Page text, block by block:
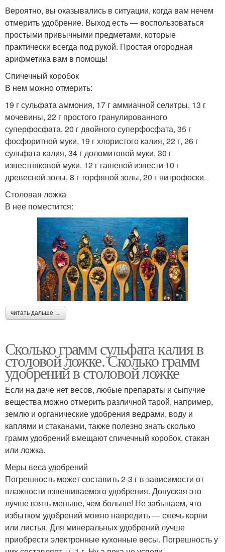
Вероятно, вы оказывались в ситуации, когда вам нечем
отмерить удобрение. Выход есть — воспользоваться
простыми привычными предметами, которые
практически всегда под рукой. Простая огородная
арифметика вам в помощь!
Спичечный коробок
В нем можно отмерить:
19 г сульфата аммония, 17 г аммиачной селитры, 13 г
мочевины, 22 г простого гранулированного
суперфосфата, 20 г двойного суперфосфата, 35 г
фосфоритной муки, 19 г хлористого калия, 22 г, 26 г
сульфата калия, 34 г доломитовой муки, 30 г
известняковой муки, 12 г гашеной извести 10 г
древесной золы, 8 г торфяной золы, 20 г нитрофоски.
Столовая ложка
В нее поместится:
читать дальше →
Сколько грамм сульфата калия в
столовой ложке. Сколько грамм
удобрений в столовой ложке
Если на даче нет весов, любые препараты и сыпучие
вещества можно отмерить различной тарой, например,
землю и органические удобрения ведрами, воду и
каплями и стаканами, также полезно знать сколько
грамм удобрений вмещают спичечный коробок, стакан
или ложка.
Меры веса удобрений
Погрешность может составить 2-3 г в зависимости от
влажности взвешиваемого удобрения. Допуская это
лучше взять меньше, чем больше! Не забываем, что
избытком удобрений можно навредить — сжечь корни
или листья. Для минеральных удобрений лучше
приобрести электронные кухонные весы. Погрешность у